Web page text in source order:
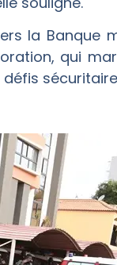
la Banque
qui